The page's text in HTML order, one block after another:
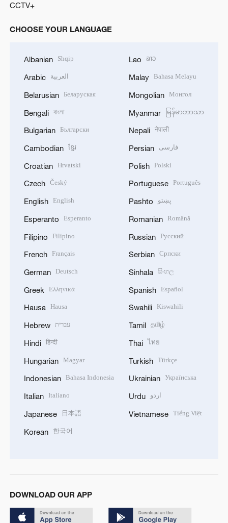
CCTV+
CHOOSE YOUR LANGUAGE
Albanian Shqip
Arabic العربية
Belarusian Беларуская
Bengali বাংলা
Bulgarian Български
Cambodian ខ្មែរ
Croatian Hrvatski
Czech Český
English English
Esperanto Esperanto
Filipino Filipino
French Français
German Deutsch
Greek Ελληνικά
Hausa Hausa
Hebrew עברית
Hindi हिन्दी
Hungarian Magyar
Indonesian Bahasa Indonesia
Italian Italiano
Japanese 日本語
Korean 한국어
Lao ລາວ
Malay Bahasa Melayu
Mongolian Монгол
Myanmar မြန်မာဘာသာ
Nepali नेपाली
Persian فارسی
Polish Polski
Portuguese Português
Pashto پښتو
Romanian Română
Russian Русский
Serbian Српски
Sinhala සිංහල
Spanish Español
Swahili Kiswahili
Tamil தமிழ்
Thai ไทย
Turkish Türkçe
Ukrainian Українська
Urdu اردو
Vietnamese Tiếng Việt
DOWNLOAD OUR APP